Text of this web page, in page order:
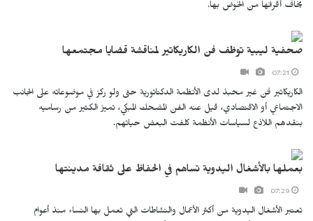
يخاف أقرانها من الخوض بها.
صحفية ليبية توظف فن الكاريكاتير لمناقشة قضايا مجتمعها
الكاريكاتير فن غير محبذ لدى الأنظمة الدكتاتورية حتى ولو ركز في موضوعاته على الجانب
الاجتماعي أو الاقتصادي، قيل عنه الفن المضحك المبكي، تميز الكثير من رساميه
بنقدهم اللاذع لسياسات الأنظمة كلفت البعض حياتهم.
بعملها بالأشغال اليدوية تساهم في الحفاظ على ثقافة مدينتها
تعتبر الأشغال اليدوية من أكثر الأعمال والنشاطات التي تعمل بها النساء منذ أعوام